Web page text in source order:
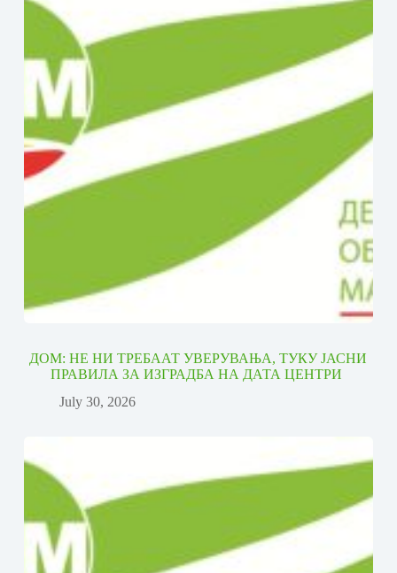
ДОМ: НЕ НИ ТРЕБААТ УВЕРУВАЊА, ТУКУ ЈАСНИ
ПРАВИЛА ЗА ИЗГРАДБА НА ДАТА ЦЕНТРИ
July 30, 2026